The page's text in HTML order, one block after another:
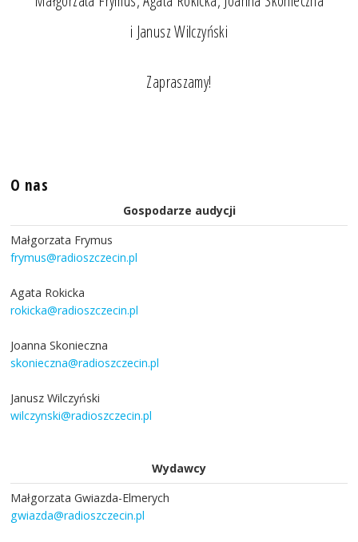
i Janusz Wilczyński
Zapraszamy!
O nas
Gospodarze audycji
Małgorzata Frymus
frymus@radioszczecin.pl
Agata Rokicka
rokicka@radioszczecin.pl
Joanna Skonieczna
skonieczna@radioszczecin.pl
Janusz Wilczyński
wilczynski@radioszczecin.pl
Wydawcy
Małgorzata Gwiazda-Elmerych
gwiazda@radioszczecin.pl